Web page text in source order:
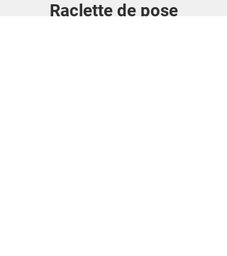
Raclette de pose